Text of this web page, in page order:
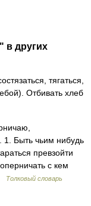
в других
тягаться,
Отбивать хлеб
1. Быть чьим нибудь
превзойти
с кем
Толковый словарь